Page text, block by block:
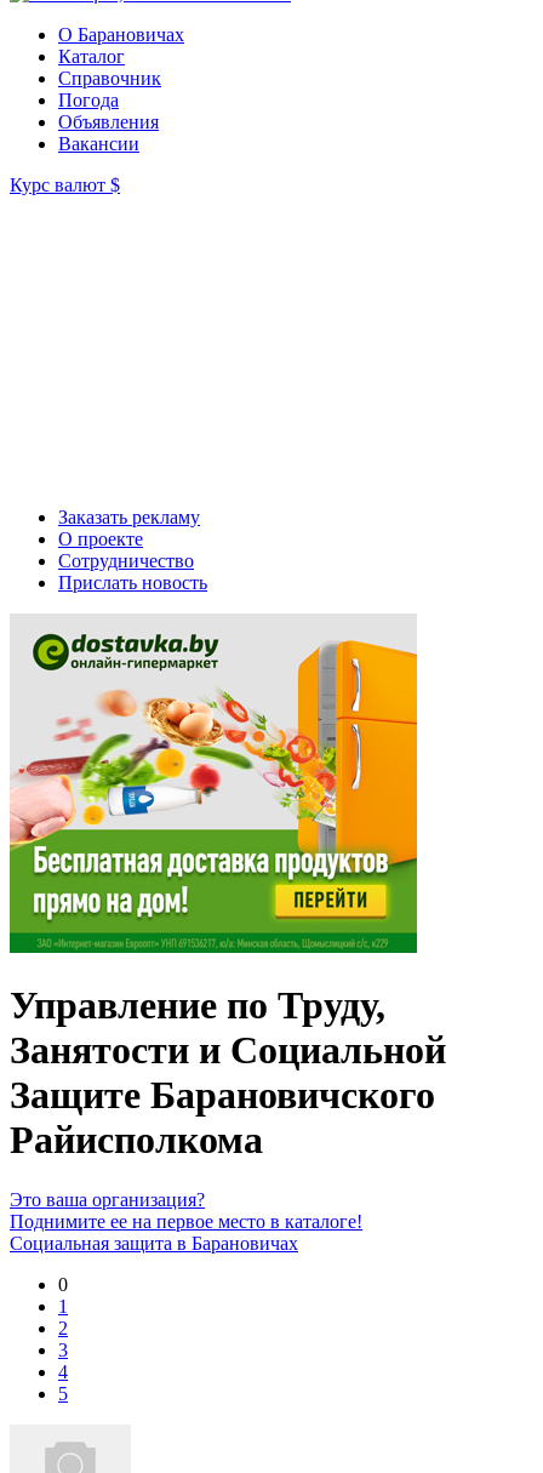
О Барановичах
Каталог
Справочник
Погода
Объявления
Вакансии
Курс валют $
Заказать рекламу
О проекте
Сотрудничество
Прислать новость
Управление по Труду,
Занятости и Социальной
Защите Барановичского
Райисполкома
Это ваша организация?
Поднимите ее на первое место в каталоге!
Социальная защита в Барановичах
0
1
2
3
4
5